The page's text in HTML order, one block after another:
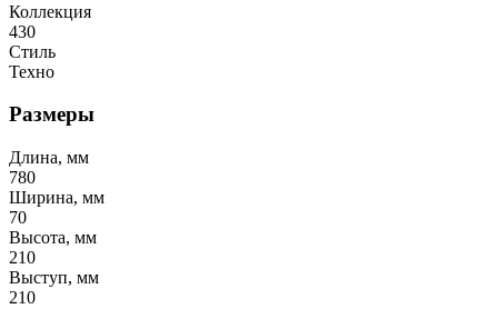
Коллекция
430
Стиль
Техно
Размеры
Длина, мм
780
Ширина, мм
70
Высота, мм
210
Выступ, мм
210